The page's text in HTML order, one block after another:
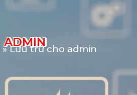
ADMIN
»Lưu trữ cho admin